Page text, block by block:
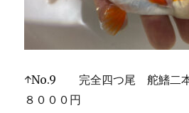
↑No.9 完全四つ尾 舵鰭
８０００円